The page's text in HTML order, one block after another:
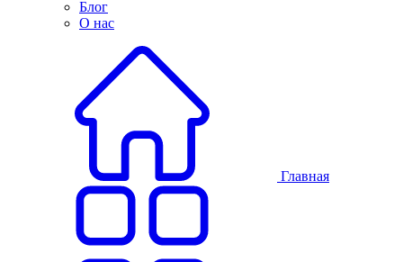
Блог
О нас
Главная